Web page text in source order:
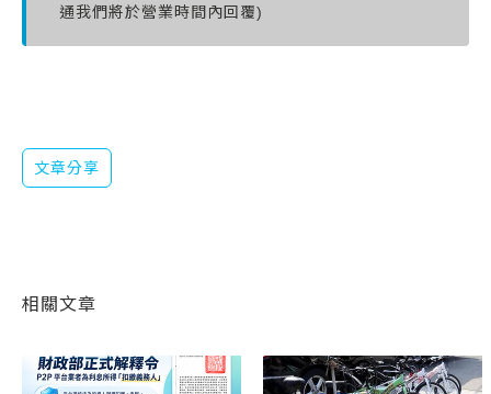
通我們將於營業時間內回覆)
文章分享
相關文章